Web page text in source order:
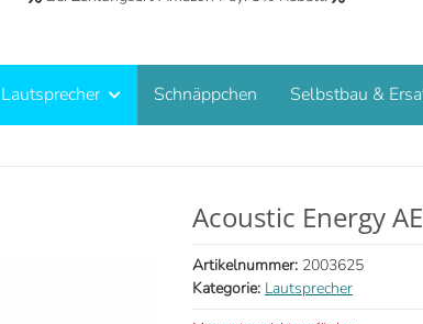
Lautsprecher Schnäppchen Selbstbau &
Acoustic Energy
Artikelnummer: 2003625
Kategorie: Lautsprecher